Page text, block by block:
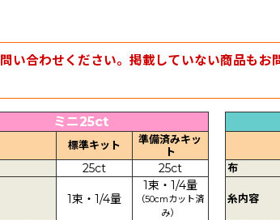
い合わせください。掲載していない商品もお
ミニ25ct
標準キット
準備済みキッ
ト
25ct 25ct
1束・1/4量
1束・1/4量
（50cmカット済
み）
布
糸内容